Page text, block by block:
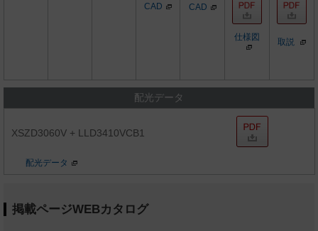
仕様図 取説
CAD CAD
配光データ
XSZD3060V + LLD3410VCB1
配光データ
掲載ページWEBカタログ